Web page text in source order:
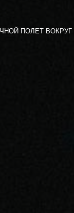
ПОЛЕТ ВОКРУГ